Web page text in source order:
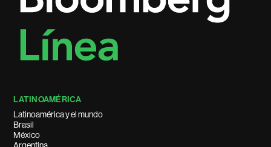
LATINOAMÉRICA
Latinoamérica y el mundo
Brasil
México